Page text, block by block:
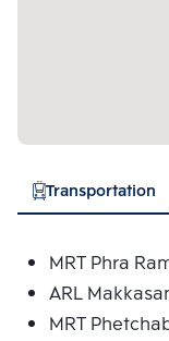
Transportation
MRT Phra
ARL
MRT